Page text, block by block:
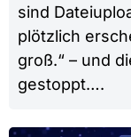
sind
plötzlich
groß.“ – und
gestoppt….